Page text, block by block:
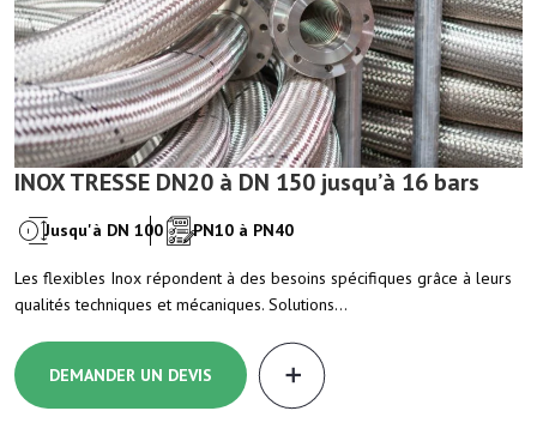
INOX TRESSE DN20 à DN 150 jusqu’à 16 bars
Jusqu'à DN 100 PN10 à PN40
Les flexibles Inox répondent à des besoins spécifiques grâce à leurs
qualités techniques et mécaniques. Solutions…
DEMANDER UN DEVIS